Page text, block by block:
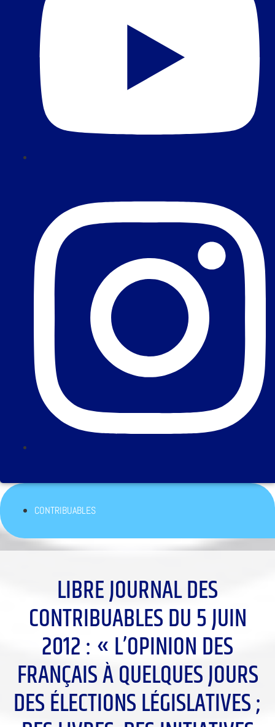
CONTRIBUABLES
LIBRE JOURNAL DES
CONTRIBUABLES DU 5 JUIN
2012 : « L’OPINION DES
FRANÇAIS À QUELQUES JOURS
DES ÉLECTIONS LÉGISLATIVES ;